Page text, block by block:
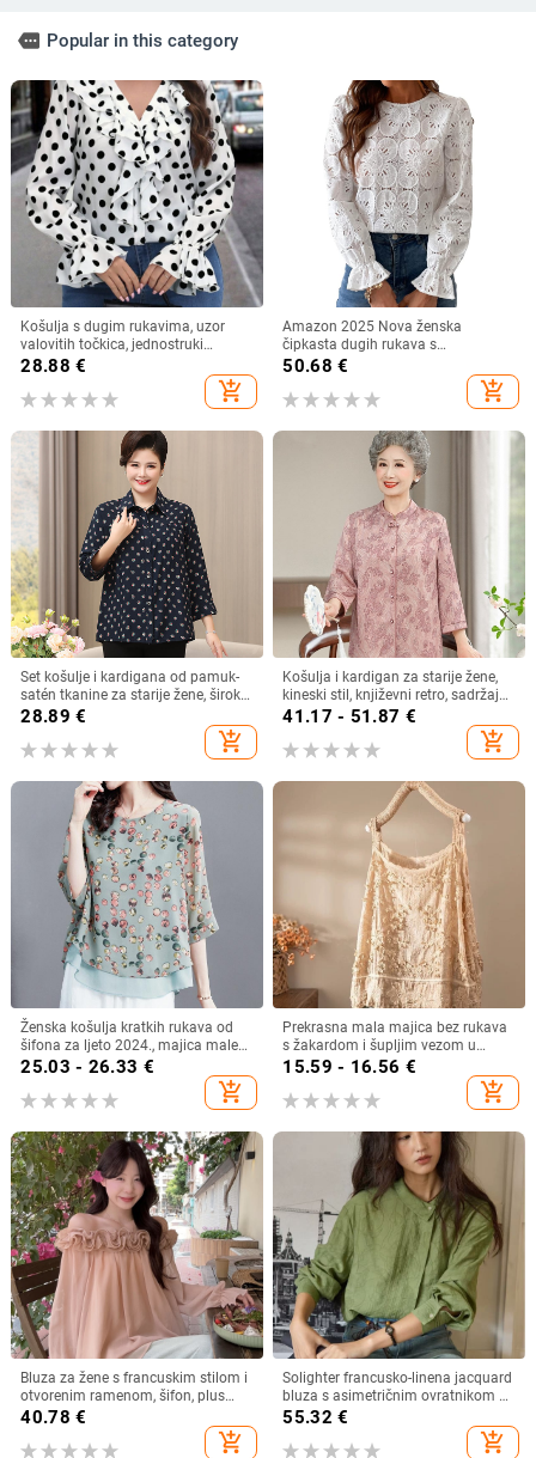
more Popular in this category
Košulja s dugim rukavima, uzor
valovitih točkica, jednostruki
zatvarač, poliester 90–95%
28.88 €
add_shopping_cart
Amazon 2025 Nova ženska
čipkasta dugih rukava s
podstavom, modna šuplja heklana
50.68 €
add_shopping_cart
Set košulje i kardigana od pamuk-
satén tkanine za starije žene, širok
kroj, plus veličina, ljeto–jesen
28.89 €
add_shopping_cart
Košulja i kardigan za starije žene,
kineski stil, književni retro, sadržaj
vlakana 30–50%, bez ovratnika
41.17 - 51.87 €
add_shopping_cart
Ženska košulja kratkih rukava od
šifona za ljeto 2024., majica male
veličine, plus size
25.03 - 26.33 €
add_shopping_cart
Prekrasna mala majica bez rukava
s žakardom i šupljim vezom u
francuskom stilu, ljetna nova široka,
15.59 - 16.56 €
add_shopping_cart
Bluza za žene s francuskim stilom i
otvorenim ramenom, šifon, plus
veličina, dugi rukav
40.78 €
add_shopping_cart
Solighter francusko-linena jacquard
bluza s asimetričnim ovratnikom za
žene, dugi rukavi, proljeće 2026
55.32 €
add_shopping_cart